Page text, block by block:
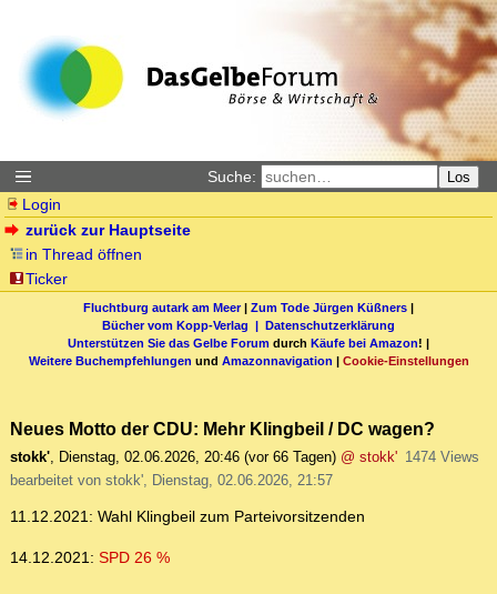
Suche: Los
Login
zurück zur Hauptseite
in Thread öffnen
Ticker
Fluchtburg autark am Meer| Zum Tode Jürgen Küßners |
Bücher vom Kopp-Verlag | Datenschutzerklärung
Unterstützen Sie das Gelbe Forum durch Käufe bei Amazon! |
Weitere Buchempfehlungen und Amazonnavigation | Cookie-Einstellungen
Neues Motto der CDU: Mehr Klingbeil / DC wagen?
stokk', Dienstag, 02.06.2026, 20:46 (vor 66 Tagen) @ stokk' 1474 Views
bearbeitet von stokk', Dienstag, 02.06.2026, 21:57
11.12.2021: Wahl Klingbeil zum Parteivorsitzenden
14.12.2021: SPD 26 %